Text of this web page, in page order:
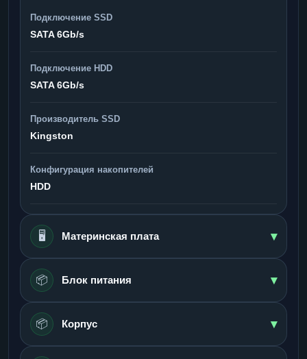
Подключение SSD
SATA 6Gb/s
Подключение HDD
SATA 6Gb/s
Производитель SSD
Kingston
Конфигурация накопителей
HDD
🖥️ Материнская плата ▾
📦 Блок питания ▾
📦 Корпус ▾